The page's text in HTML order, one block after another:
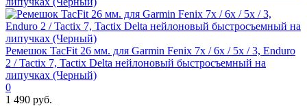
Ремешок TacFit 26 мм. для Garmin Fenix 7x / 6x / 5x / 3, Enduro
2 / Tactix 7, Tactix Delta нейлоновый быстросъемный на
липучках (Черный)
0
1 490 руб.